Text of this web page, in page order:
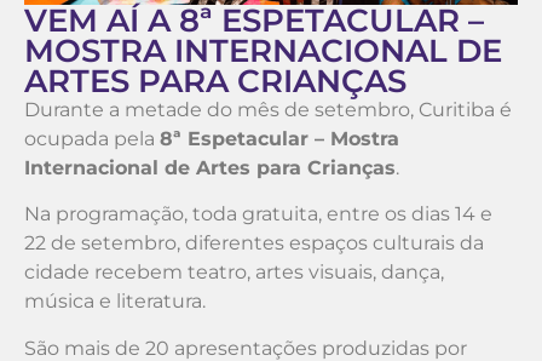
VEM AÍ A 8ª ESPETACULAR –
MOSTRA INTERNACIONAL DE
ARTES PARA CRIANÇAS
Durante a metade do mês de setembro, Curitiba é
ocupada pela 8ª Espetacular – Mostra
Internacional de Artes para Crianças.
Na programação, toda gratuita, entre os dias 14 e
22 de setembro, diferentes espaços culturais da
cidade recebem teatro, artes visuais, dança,
música e literatura.
São mais de 20 apresentações produzidas por